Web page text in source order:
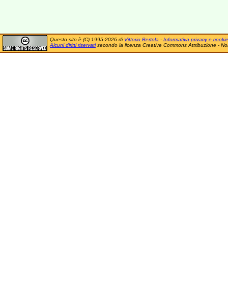
Questo sito è (C) 1995-2026 di Vittorio Bertola - Informativa privacy e cookie
Alcuni diritti riservatisecondo la licenza Creative Commons Attribuzione -